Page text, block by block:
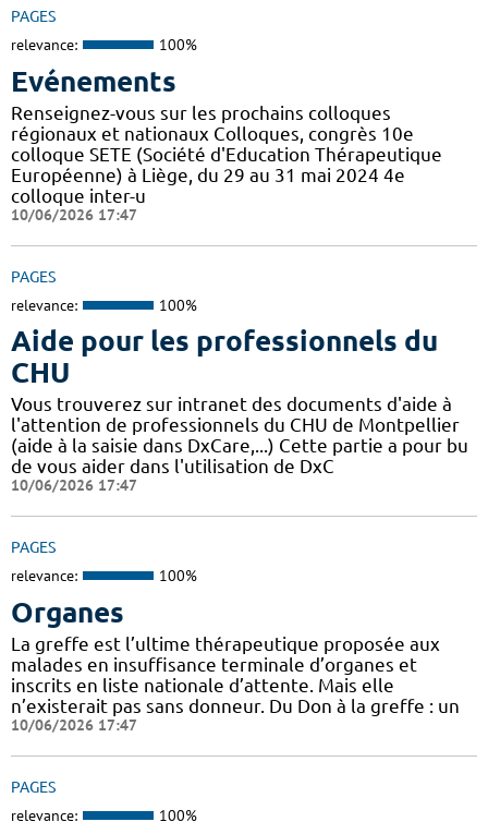
PAGES
relevance: 100%
Evénements
Renseignez-vous sur les prochains colloques
régionaux et nationaux Colloques, congrès 10e
colloque SETE (Société d'Education Thérapeutique
Européenne) à Liège, du 29 au 31 mai 2024 4e
colloque inter-u
10/06/2026 17:47
PAGES
relevance: 100%
Aide pour les professionnels du
CHU
Vous trouverez sur intranet des documents d'aide à
l'attention de professionnels du CHU de Montpellier
(aide à la saisie dans DxCare,...) Cette partie a pour bu
de vous aider dans l'utilisation de DxC
10/06/2026 17:47
PAGES
relevance: 100%
Organes
La greffe est l’ultime thérapeutique proposée aux
malades en insuffisance terminale d’organes et
inscrits en liste nationale d’attente. Mais elle
n’existerait pas sans donneur. Du Don à la greffe : un
10/06/2026 17:47
PAGES
relevance: 100%